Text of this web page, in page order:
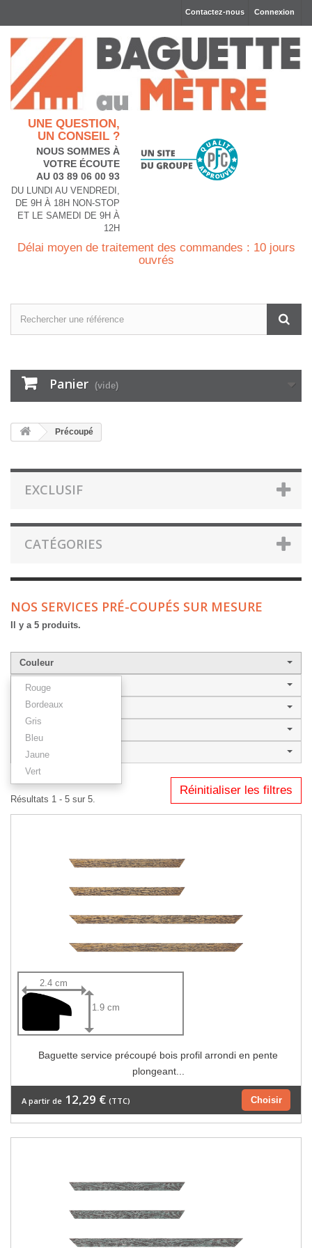
Connexion
Contactez-nous
UNE QUESTION,
UN CONSEIL ?
NOUS SOMMES À
VOTRE ÉCOUTE
AU 03 89 06 00 93
DU LUNDI AU VENDREDI,
DE 9H À 18H NON-STOP
ET LE SAMEDI DE 9H À
12H
Délai moyen de traitement des commandes : 10 jours
ouvrés
Panier (vide)
Précoupé
EXCLUSIF
CATÉGORIES
NOS SERVICES PRÉ-COUPÉS SUR MESURE
Il y a 5 produits.
Couleur
Rouge
Bordeaux
Gris
Bleu
Jaune
Vert
Largeur de baguette
Style
Type
Réinitialiser les filtres
Résultats 1 - 5 sur 5.
2.4 cm
1.9 cm
Baguette service précoupé bois profil arrondi en pente
plongeant...
Choisir
A partir de 12,29 € (TTC)